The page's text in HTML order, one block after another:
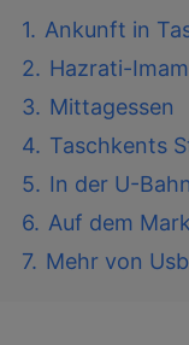
1. Ankunft in
2. Hazrati-
3. Mittagessen
4. Taschkents
5. In der U-Bahn
6. Auf dem
7. Mehr von